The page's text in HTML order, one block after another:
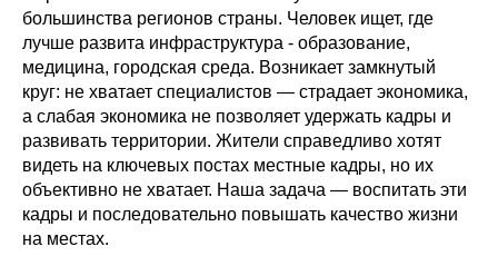
большинства регионов страны. Человек ищет, где
лучше развита инфраструктура - образование,
медицина, городская среда. Возникает замкнутый
круг: не хватает специалистов — страдает экономика,
а слабая экономика не позволяет удержать кадры и
развивать территории. Жители справедливо хотят
видеть на ключевых постах местные кадры, но их
объективно не хватает. Наша задача — воспитать эти
кадры и последовательно повышать качество жизни
на местах.